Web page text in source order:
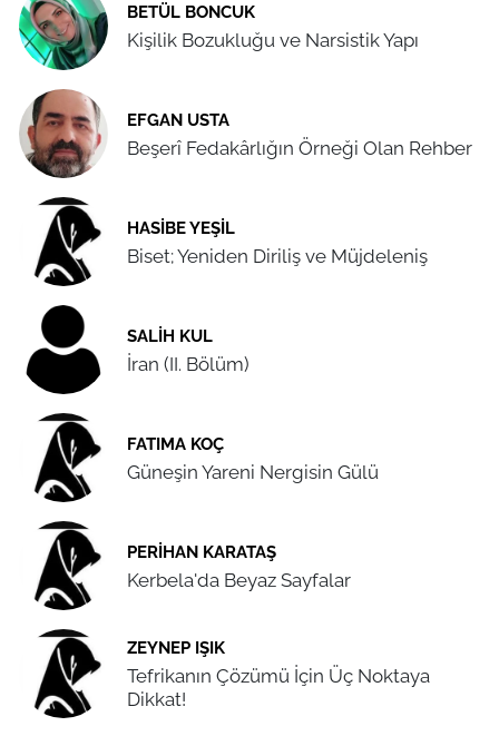
BETÜL BONCUK
Kişilik Bozukluğu ve Narsistik Yapı
EFGAN USTA
Beşerî Fedakârlığın Örneği Olan Rehber
HASIBE YEŞIL
Biset; Yeniden Diriliş ve Müjdeleniş
SALIH KUL
İran (II. Bölüm)
FATIMA KOÇ
Güneşin Yareni Nergisin Gülü
PERIHAN KARATAŞ
Kerbela'da Beyaz Sayfalar
ZEYNEP IŞIK
Tefrikanın Çözümü İçin Üç Noktaya
Dikkat!